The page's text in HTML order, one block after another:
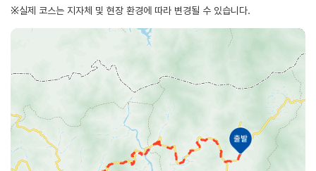
※실제 코스는 지자체 및 현장 환경에 따라 변경될 수 있습니다.